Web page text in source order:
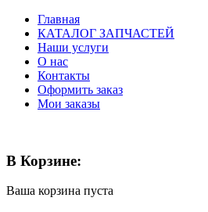
Главная
КАТАЛОГ ЗАПЧАСТЕЙ
Наши услуги
О нас
Контакты
Оформить заказ
Мои заказы
В Корзине:
Ваша корзина пуста